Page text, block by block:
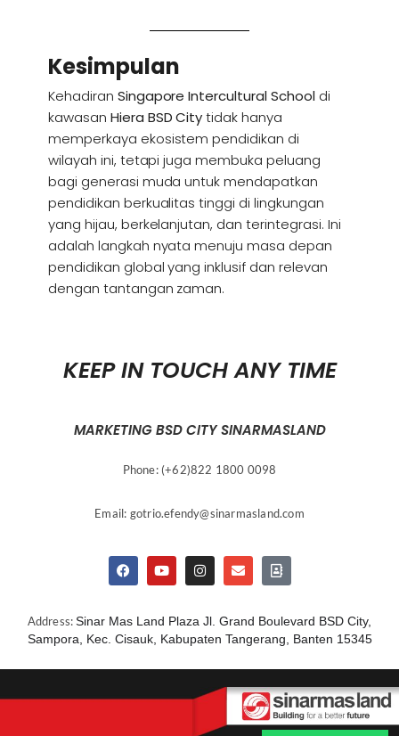
Kesimpulan
Kehadiran Singapore Intercultural Schooldi
kawasan Hiera BSD Citytidak hanya
memperkaya ekosistem pendidikan di
wilayah ini, tetapi juga membuka peluang
bagi generasi muda untuk mendapatkan
pendidikan berkualitas tinggi di lingkungan
yang hijau, berkelanjutan, dan terintegrasi. Ini
adalah langkah nyata menuju masa depan
pendidikan global yang inklusif dan relevan
dengan tantangan zaman.
KEEP IN TOUCH ANY TIME
MARKETING BSD CITY SINARMASLAND
Phone: (+62)822 1800 0098
Email: gotrio.efendy@sinarmasland.com
Address:Sinar Mas Land Plaza Jl. Grand Boulevard BSD City,
Sampora, Kec. Cisauk, Kabupaten Tangerang, Banten 15345